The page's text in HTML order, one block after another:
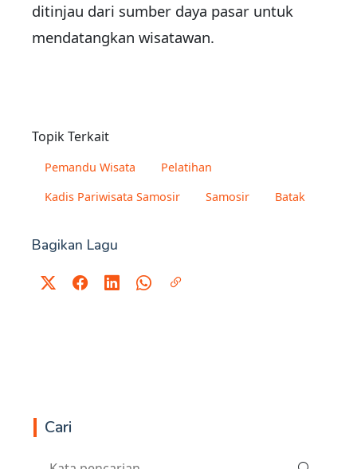
ditinjau dari sumber daya pasar untuk
mendatangkan wisatawan.
Topik Terkait
Pemandu Wisata
Pelatihan
Kadis Pariwisata Samosir
Samosir Batak
Bagikan Lagu
Cari